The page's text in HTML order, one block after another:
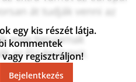
át tudják venni az
meg beszarnak
az EU épületeit.
egy kis részét látja.
kommentek
regisztráljon!
Bejelentkezés